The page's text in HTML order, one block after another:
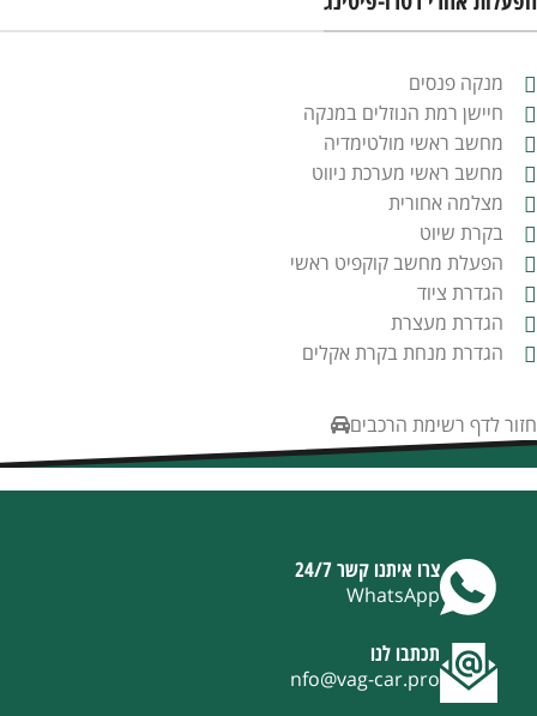
מנקה פנסים
חיישן רמת הנוזלים במנקה
מחשב ראשי מולטימדיה
מחשב ראשי מערכת ניווט
מצלמה אחורית
בקרת שיוט
הפעלת מחשב קוקפיט ראשי
הגדרת ציוד
הגדרת מעצרת
הגדרת מנחת בקרת אקלים
חזור לדף רשימת הרכבים
צרו איתנו קשר 24/7
WhatsApp
תכתבו לנו
nfo@vag-car.pro